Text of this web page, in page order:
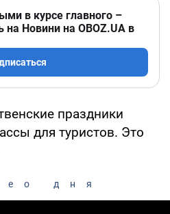
в курсе главного –
на Новини на OBOZ.UA в
праздники
для туристов. Это
дня